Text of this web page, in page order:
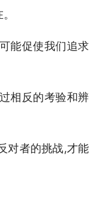
能促使我们追求
相反的考验和辨
对者的挑战,才能